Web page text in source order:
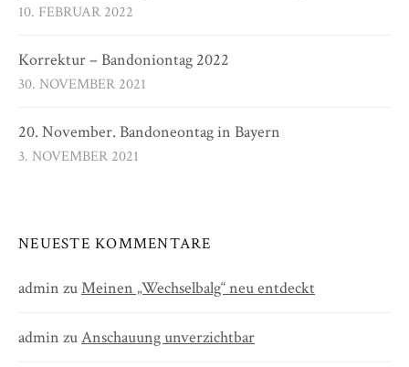
10. FEBRUAR 2022
Korrektur – Bandoniontag 2022
30. NOVEMBER 2021
20. November. Bandoneontag in Bayern
3. NOVEMBER 2021
NEUESTE KOMMENTARE
admin zuMeinen „Wechselbalg“ neu entdeckt
admin zuAnschauung unverzichtbar